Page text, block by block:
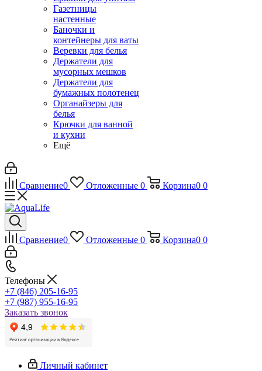
Газетницы
настенные
Баночки и
контейнеры для ваты
Веревки для белья
Держатели для
мусорных мешков
Держатели для
бумажных полотенец
Органайзеры для
белья
Крючки для ванной
и кухни
Ещё
Сравнение0 Отложенные 0 Корзина0 0
Сравнение0 Отложенные 0 Корзина0 0
Телефоны
+7 (846) 205-16-95
+7 (987) 955-16-95
Заказать звонок
Личный кабинет